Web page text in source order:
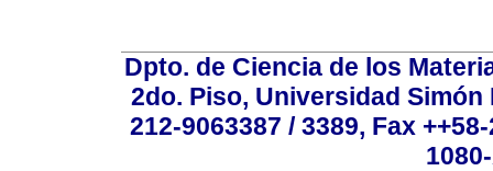
Dpto. de Ciencia de los
2do. Piso, Universidad
212-9063387 / 3389, Fax